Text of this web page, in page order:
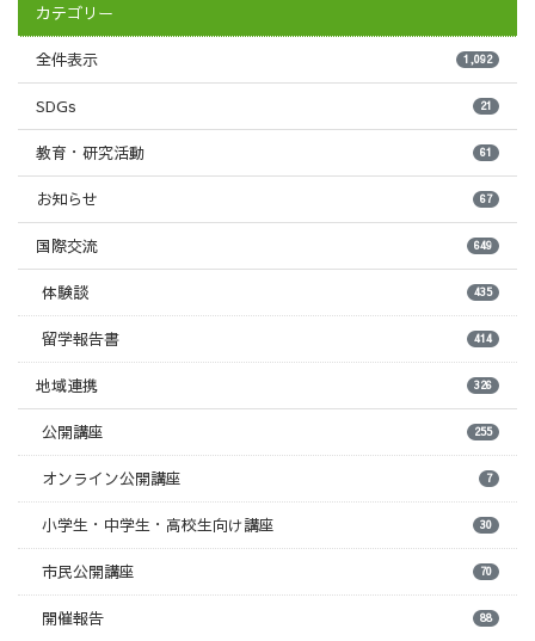
カテゴリー
全件表示 1,092
SDGs 21
教育・研究活動 61
お知らせ 67
国際交流 649
体験談 435
留学報告書 414
地域連携 326
公開講座 255
オンライン公開講座 7
小学生・中学生・高校生向け講座 30
市民公開講座 70
開催報告 88